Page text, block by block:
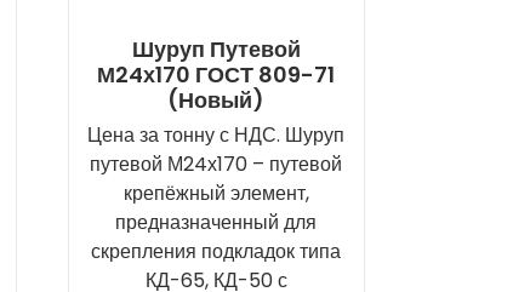
Шуруп Путевой
М24х170 ГОСТ 809-71
(новый)
Цена за тонну с НДС. Шуруп
путевой М24х170 – путевой
крепёжный элемент,
предназначенный для
скрепления подкладок типа
КД-65, КД-50 с